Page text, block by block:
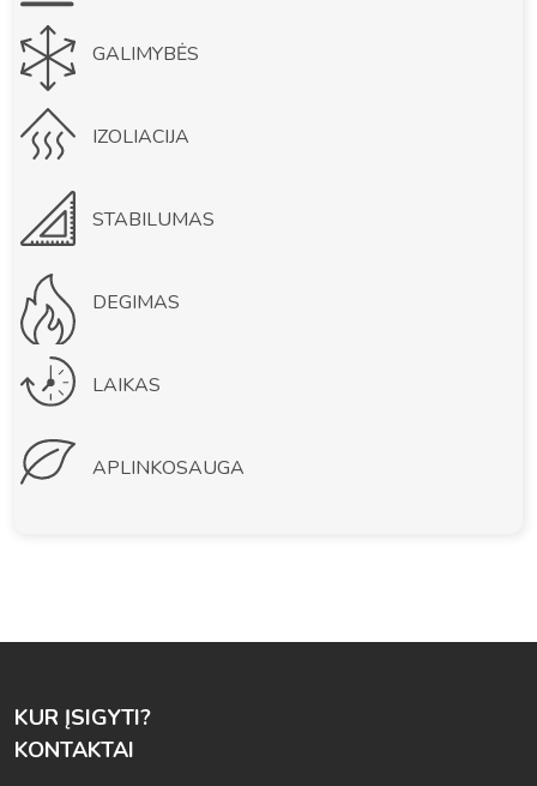
GALIMYBĖS
IZOLIACIJA
STABILUMAS
DEGIMAS
LAIKAS
APLINKOSAUGA
KUR ĮSIGYTI?
KONTAKTAI